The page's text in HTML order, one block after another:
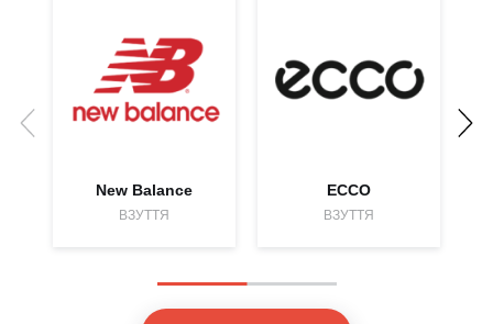
New Balance
ВЗУТТЯ
ECCO
ВЗУТТЯ